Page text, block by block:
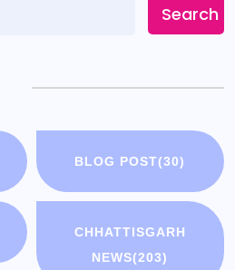
Search
BLOG POST(30)
CHHATTISGARH
NEWS(203)